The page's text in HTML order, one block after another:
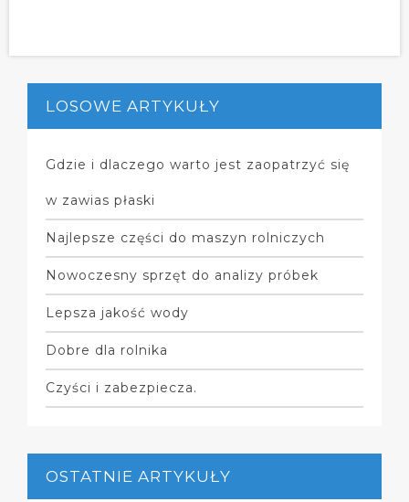
LOSOWE ARTYKUŁY
Gdzie i dlaczego warto jest zaopatrzyć się
w zawias płaski
Najlepsze części do maszyn rolniczych
Nowoczesny sprzęt do analizy próbek
Lepsza jakość wody
Dobre dla rolnika
Czyści i zabezpiecza.
OSTATNIE ARTYKUŁY